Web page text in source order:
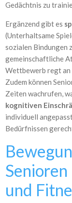
Gedächtnis zu
Ergänzend gibt es
(Unterhaltsame
sozialen Bindungen
gemeinschaftliche
Wettbewerb regt an
Zudem können
Zeiten wachrufen,
kognitiven
individuell
Bedürfnissen
und